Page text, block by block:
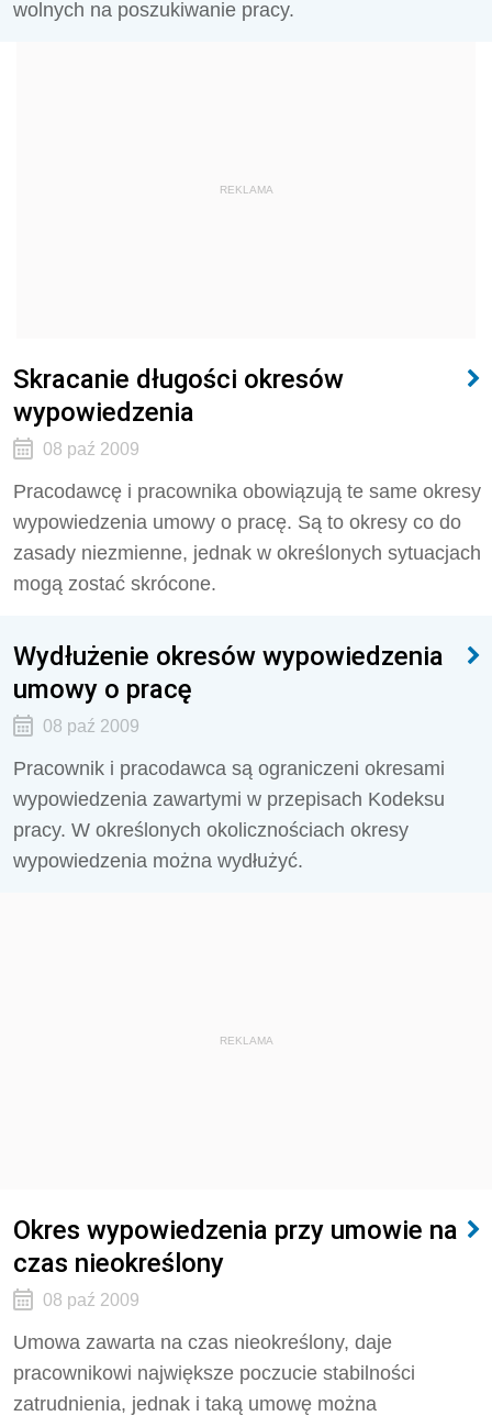
wolnych na poszukiwanie pracy.
REKLAMA
Skracanie długości okresów
wypowiedzenia
08 paź 2009
Pracodawcę i pracownika obowiązują te same okresy
wypowiedzenia umowy o pracę. Są to okresy co do
zasady niezmienne, jednak w określonych sytuacjach
mogą zostać skrócone.
Wydłużenie okresów wypowiedzenia
umowy o pracę
08 paź 2009
Pracownik i pracodawca są ograniczeni okresami
wypowiedzenia zawartymi w przepisach Kodeksu
pracy. W określonych okolicznościach okresy
wypowiedzenia można wydłużyć.
REKLAMA
Okres wypowiedzenia przy umowie na
czas nieokreślony
08 paź 2009
Umowa zawarta na czas nieokreślony, daje
pracownikowi największe poczucie stabilności
zatrudnienia, jednak i taką umowę można